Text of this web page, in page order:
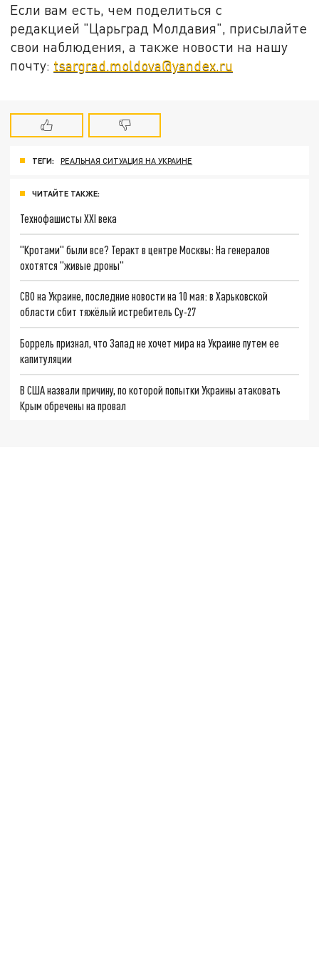
Если вам есть, чем поделиться с
редакцией "Царьград Молдавия", присылайте
свои наблюдения, а также новости на нашу
почту: tsargrad.moldova@yandex.ru
ТЕГИ: РЕАЛЬНАЯ СИТУАЦИЯ НА УКРАИНЕ
ЧИТАЙТЕ ТАКЖЕ:
Технофашисты XXI века
"Кротами" были все? Теракт в центре Москвы: На генералов
охотятся "живые дроны"
СВО на Украине, последние новости на 10 мая: в Харьковской
области сбит тяжёлый истребитель Су-27
Боррель признал, что Запад не хочет мира на Украине путем ее
капитуляции
В США назвали причину, по которой попытки Украины атаковать
Крым обречены на провал